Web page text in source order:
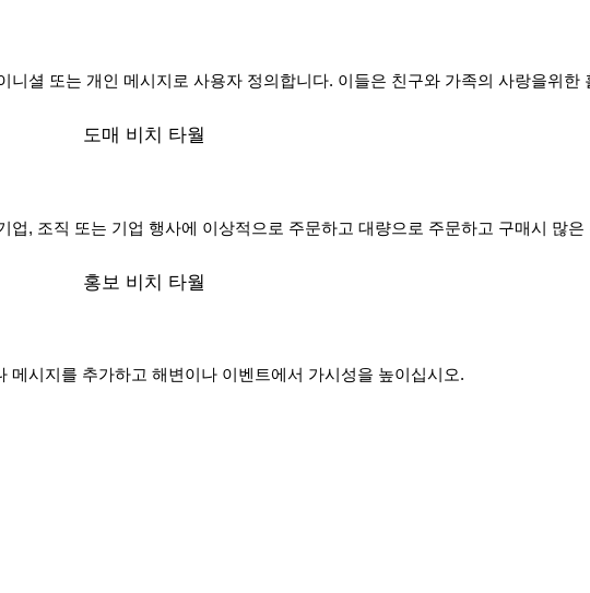
니셜 또는 개인 메시지로 사용자 정의합니다. 이들은 친구와 가족의 사랑을위한
도매 비치 타월
, 조직 또는 기업 행사에 이상적으로 주문하고 대량으로 주문하고 구매시 많은
홍보 비치 타월
메시지를 추가하고 해변이나 이벤트에서 가시성을 높이십시오.